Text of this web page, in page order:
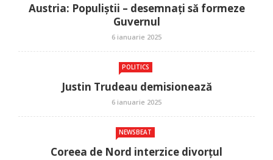
Austria: Populiștii – desemnați să formeze
Guvernul
6 ianuarie 2025
POLITICS
Justin Trudeau demisionează
6 ianuarie 2025
NEWSBEAT
Coreea de Nord interzice divorțul